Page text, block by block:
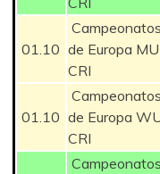
01.10
Campeonatos
de Europa
CRI
01.10
Campeonatos
de Europa
CRI
Campeonatos